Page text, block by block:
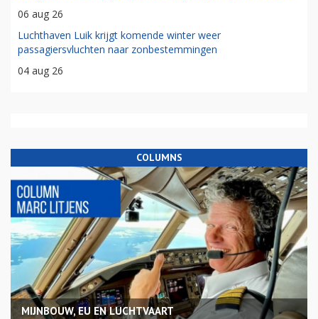
06 aug 26
Luchthaven Luik krijgt komende winter weer
passagiersvluchten naar zonbestemmingen
04 aug 26
COLUMNS
MIJNBOUW, EU EN LUCHTVAART